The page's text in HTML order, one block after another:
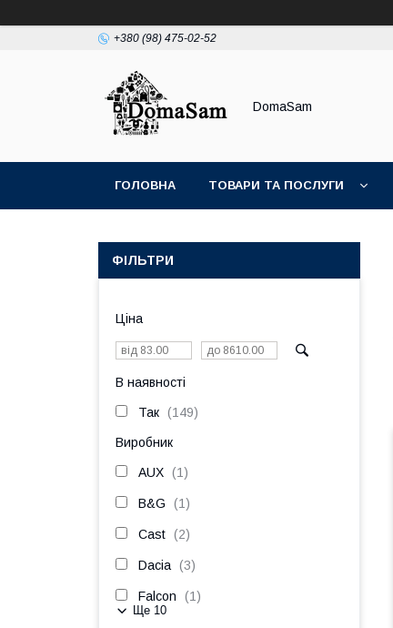
+380 (98) 475-02-52
DomaSam
ГОЛОВНА ТОВАРИ ТА ПОСЛУГИ
ФІЛЬТРИ
Ціна
В наявності
Так 149
Виробник
AUX 1
B&G 1
Cast 2
Dacia 3
Falcon 1
Ще 10